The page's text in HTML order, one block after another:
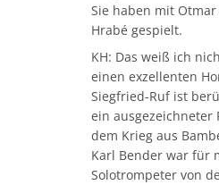
Sie haben mit
Hrabé gespielt.
KH: Das weiß ich
einen exzellenten
Siegfried-Ruf ist
ein ausgezeichneter
dem Krieg aus
Karl Bender war für
Solotrompeter von